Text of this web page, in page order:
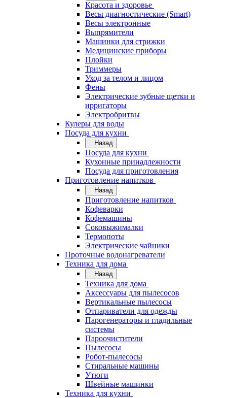
Красота и здоровье
Весы диагностические (Smart)
Весы электронные
Выпрямители
Машинки для стрижки
Медицинские приборы
Плойки
Триммеры
Уход за телом и лицом
Фены
Электрические зубные щетки и
ирригаторы
Электробритвы
Кулеры для воды
Посуда для кухни
Назад
Посуда для кухни
Кухонные принадлежности
Посуда для приготовления
Приготовление напитков
Назад
Приготовление напитков
Кофеварки
Кофемашины
Соковыжималки
Термопоты
Электрические чайники
Проточные водонагреватели
Техника для дома
Назад
Техника для дома
Аксессуары для пылесосов
Вертикальные пылесосы
Отпариватели для одежды
Парогенераторы и гладильные
системы
Пароочистители
Пылесосы
Робот-пылесосы
Стиральные машины
Утюги
Швейные машинки
Техника для кухни